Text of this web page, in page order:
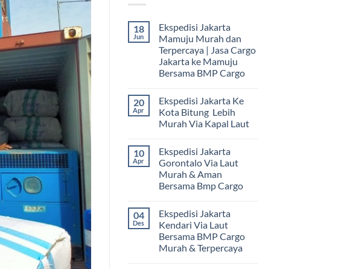
18
Jun
Ekspedisi Jakarta
Mamuju Murah dan
Terpercaya | Jasa Cargo
Jakarta ke Mamuju
Bersama BMP Cargo
komentar
pada
Ekspedisi
Jakarta
dan
Terpercaya
|
Jasa
Cargo
Jakarta
Bersama
BMP
Cargo
20
Apr
Ekspedisi Jakarta Ke
Kota Bitung Lebih
Murah Via Kapal Laut
komentar
pada
Ekspedisi
Jakarta
Ke
Kota
Murah
Via
Kapal
Laut
10
Apr
Ekspedisi Jakarta
Gorontalo Via Laut
Murah & Aman
Bersama Bmp Cargo
komentar
pada
Ekspedisi
Jakarta
Gorontalo
Via
04
Des
Ekspedisi Jakarta
Kendari Via Laut
Bersama BMP Cargo
Murah & Terpercaya